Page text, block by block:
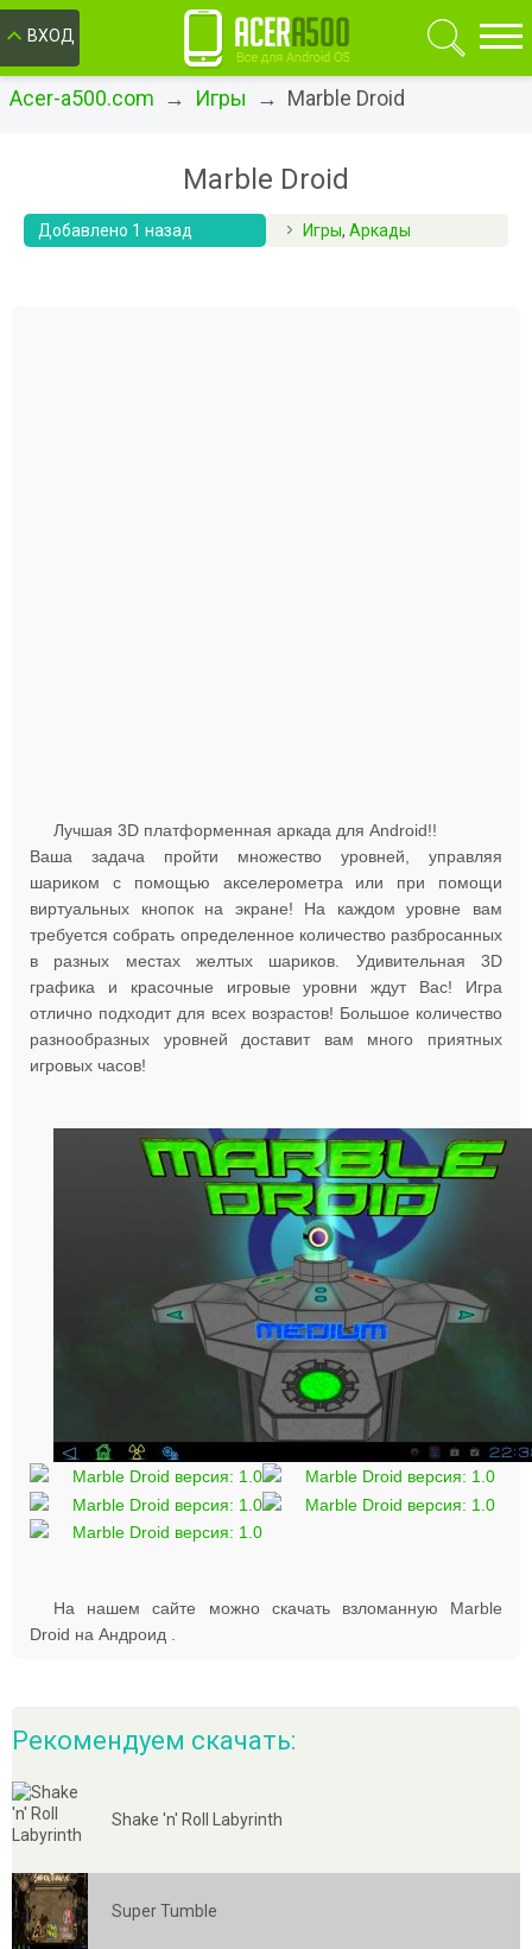
ВХОД
Acer-a500.com → Игры → Marble Droid
Marble Droid
Добавлено 1 назад Игры, Аркады
Лучшая 3D платформенная аркада для Android!!
Ваша задача пройти множество уровней, управляя
шариком с помощью акселерометра или при помощи
виртуальных кнопок на экране! На каждом уровне вам
требуется собрать определенное количество разбросанных
в разных местах желтых шариков. Удивительная 3D
графика и красочные игровые уровни ждут Вас! Игра
отлично подходит для всех возрастов! Большое количество
разнообразных уровней доставит вам много приятных
игровых часов!
На нашем сайте можно скачать взломанную Marble
Droid на Андроид .
Рекомендуем скачать:
Shake 'n' Roll Labyrinth
Super Tumble